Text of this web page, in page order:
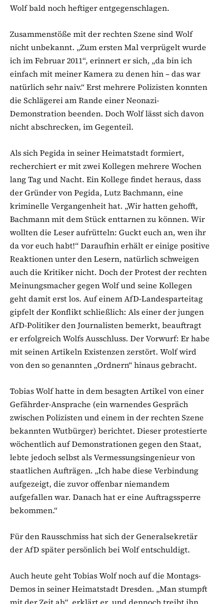
Wolf bald noch heftiger entgegenschlagen.
Zusammenstöße mit der rechten Szene sind Wolf
nicht unbekannt. „Zum ersten Mal verprügelt wurde
ich im Februar 2011“, erinnert er sich, „da bin ich
einfach mit meiner Kamera zu denen hin – das war
natürlich sehr naiv.“ Erst mehrere Polizisten konnten
die Schlägerei am Rande einer Neonazi-
Demonstration beenden. Doch Wolf lässt sich davon
nicht abschrecken, im Gegenteil.
Als sich Pegida in seiner Heimatstadt formiert,
recherchiert er mit zwei Kollegen mehrere Wochen
lang Tag und Nacht. Ein Kollege findet heraus, dass
der Gründer von Pegida, Lutz Bachmann, eine
kriminelle Vergangenheit hat. „Wir hatten gehofft,
Bachmann mit dem Stück enttarnen zu können. Wir
wollten die Leser aufrütteln: Guckt euch an, wen ihr
da vor euch habt!“ Daraufhin erhält er einige positive
Reaktionen unter den Lesern, natürlich schweigen
auch die Kritiker nicht. Doch der Protest der rechten
Meinungsmacher gegen Wolf und seine Kollegen
geht damit erst los. Auf einem AfD-Landesparteitag
gipfelt der Konflikt schließlich: Als einer der jungen
AfD-Politiker den Journalisten bemerkt, beauftragt
er erfolgreich Wolfs Ausschluss. Der Vorwurf: Er habe
mit seinen Artikeln Existenzen zerstört. Wolf wird
von den so genannten „Ordnern“ hinaus gebracht.
Tobias Wolf hatte in dem besagten Artikel von einer
Gefährder-Ansprache (ein warnendes Gespräch
zwischen Polizisten und einem in der rechten Szene
bekannten Wutbürger) berichtet. Dieser protestierte
wöchentlich auf Demonstrationen gegen den Staat,
lebte jedoch selbst als Vermessungsingenieur von
staatlichen Aufträgen. „Ich habe diese Verbindung
aufgezeigt, die zuvor offenbar niemandem
aufgefallen war. Danach hat er eine Auftragssperre
bekommen.“
Für den Rausschmiss hat sich der Generalsekretär
der AfD später persönlich bei Wolf entschuldigt.
Auch heute geht Tobias Wolf noch auf die Montags-
Demos in seiner Heimatstadt Dresden. „Man stumpft